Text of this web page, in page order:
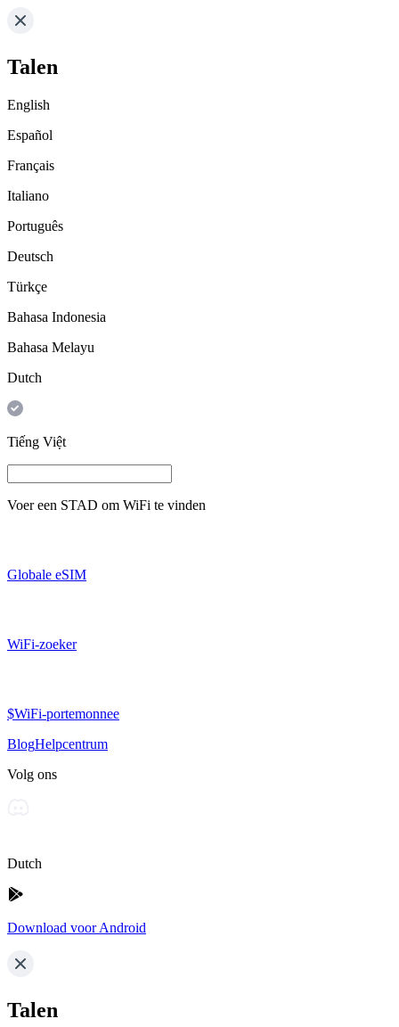
Talen
English
Español
Français
Italiano
Português
Deutsch
Türkçe
Bahasa Indonesia
Bahasa Melayu
Dutch
Tiếng Việt
Voer een STAD om WiFi te vinden
Globale eSIM
WiFi-zoeker
$WiFi-portemonnee
BlogHelpcentrum
Volg ons
Dutch
Download voor Android
Talen